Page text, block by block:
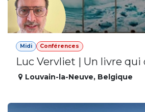
Midi Conférences
Luc Vervliet | Un livre qui
Louvain-la-Neuve, Belgique